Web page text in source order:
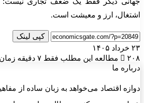
اشتغال، ارز و معیشت است.
کپی لینک
۲۳ خرداد ۱۴۰۵
۲۰۸
مطالعه این مطلب فقط ۷ دقیقه زمان نیاز دارد!
درباره ما
دوازه اقتصاد می‌خواهد به زبان ساده از